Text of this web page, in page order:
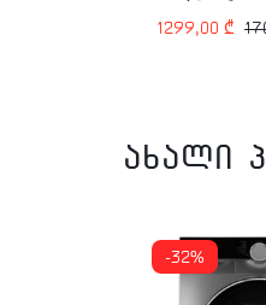
1299,00 ₾
ახალი
-32%